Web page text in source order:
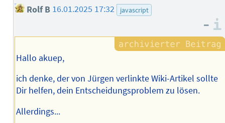
Rolf B 16.01.2025 17:32 javascript
–
Hallo akuep,
ich denke, der von Jürgen verlinkte Wiki-Artikel sollte
Dir helfen, dein Entscheidungsproblem zu lösen.
Allerdings...